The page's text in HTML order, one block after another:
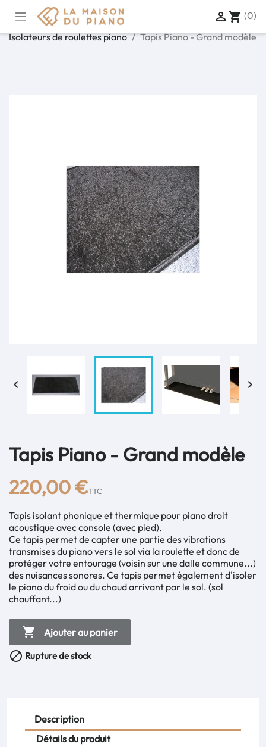
 shopping_cart (0)
Accessoires
Accessoires piano acoustique
Isolateurs de roulettes piano
Tapis Piano - Grand modèle
 
Tapis Piano - Grand modèle
220,00 €TTC
Tapis isolant phonique et thermique pour piano droit
acoustique avec console (avec pied).
Ce tapis permet de capter une partie des vibrations
transmises du piano vers le sol via la roulette et donc de
protéger votre entourage (voisin sur une dalle commune...)
des nuisances sonores. Ce tapis permet également d'isoler
le piano du froid ou du chaud arrivant par le sol. (sol
chauffant...)
 Ajouter au panier
 Rupture de stock
Description
Détails du produit